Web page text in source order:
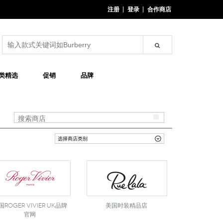
注册 登录 合作商店
精选 促销 品牌
Roger Vivier UK品牌
官网
美国时装精品店